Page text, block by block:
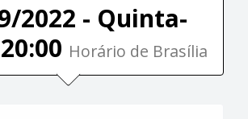
2022 - Quinta-
Horário de Brasília